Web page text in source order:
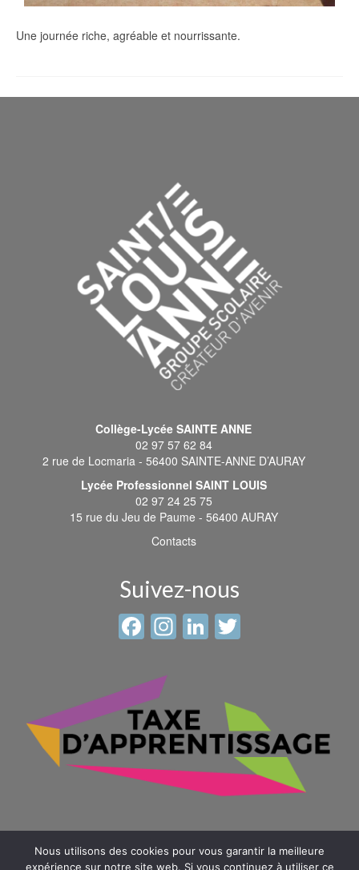
Une journée riche, agréable et nourrissante.
Collège-Lycée SAINTE ANNE
02 97 57 62 84
2 rue de Locmaria - 56400 SAINTE-ANNE D’AURAY
Lycée Professionnel SAINT LOUIS
02 97 24 25 75
15 rue du Jeu de Paume - 56400 AURAY
Contacts
Suivez-nous
Facebook
Instagram
LinkedIn
Nous utilisons des cookies pour vous garantir la meilleure
expérience sur notre site web. Si vous continuez à utiliser ce